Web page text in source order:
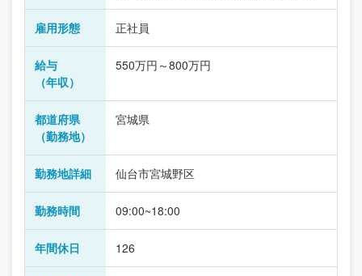
雇用形態 正社員
給与
（年収）
550万円～800万円
都道府県
（勤務地）
宮城県
勤務地詳細 仙台市宮城野区
勤務時間 09:00~18:00
年間休日 126